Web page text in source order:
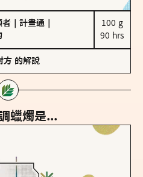
者 計畫通
100 g
90 hrs
方 的解說
蠟燭是...